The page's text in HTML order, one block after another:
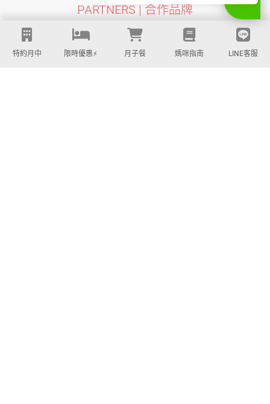
PARTNERS | 合作品牌
特約月中 限時優惠⚡️ 月子餐 媽咪指南 LINE客服